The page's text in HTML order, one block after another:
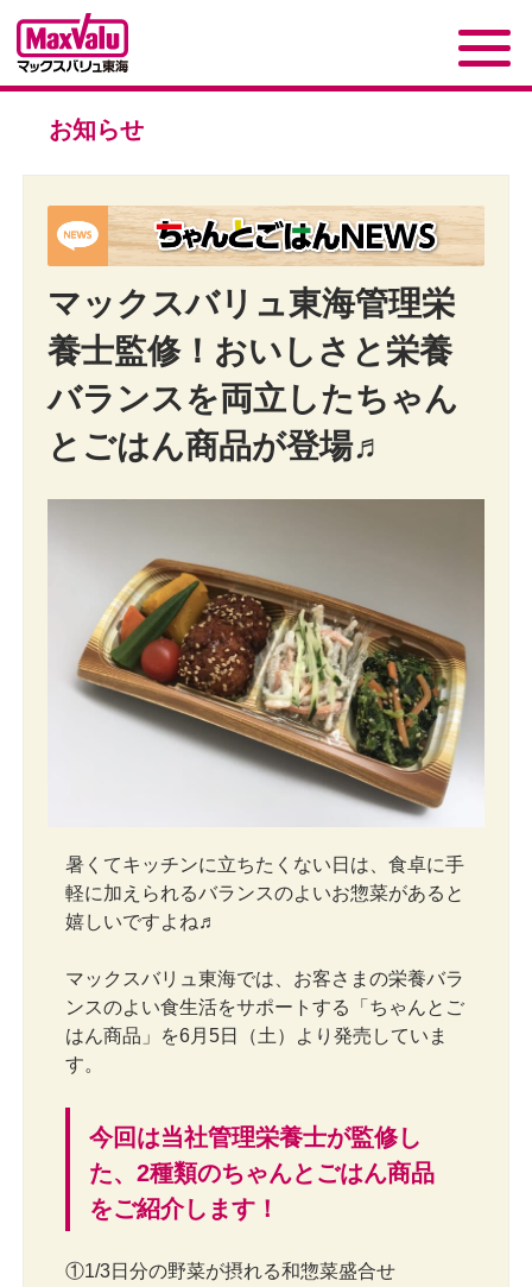
お知らせ
マックスバリュ東海管理栄
養士監修！おいしさと栄養
バランスを両立したちゃん
とごはん商品が登場♬
暑くてキッチンに立ちたくない日は、食卓に手
軽に加えられるバランスのよいお惣菜があると
嬉しいですよね♬
マックスバリュ東海では、お客さまの栄養バラ
ンスのよい食生活をサポートする「ちゃんとご
はん商品」を6月5日（土）より発売していま
す。
今回は当社管理栄養士が監修し
た、2種類のちゃんとごはん商品
をご紹介します！
①1/3日分の野菜が摂れる和惣菜盛合せ